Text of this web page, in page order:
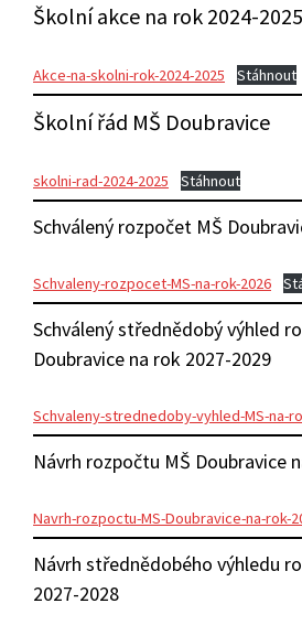
Školní akce na rok 2024-2025
Akce-na-skolni-rok-2024-2025 Stáhnout
Školní řád MŠ Doubravice
skolni-rad-2024-2025 Stáhnout
Schválený rozpočet MŠ
Schvaleny-rozpocet-MS-na-rok-2026
Schválený střednědobý výhled
Doubravice na rok 2027-2029
Schvaleny-strednedoby-vyhled-MS-na-
Návrh rozpočtu MŠ Doubravice
Navrh-rozpoctu-MS-Doubravice-na-rok-
Návrh střednědobého výhledu
2027-2028